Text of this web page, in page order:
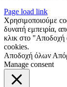
Page load link
Χρησιμοποιούμε
δυνατή εμπειρία,
κλικ στο
cookies.
Αποδοχή όλων
Manage consent